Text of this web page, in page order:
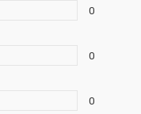
0
0
0